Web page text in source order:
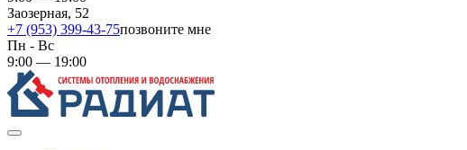
Заозерная, 52
+7 (953) 399-43-75позвоните мне
Пн - Вс
9:00 — 19:00